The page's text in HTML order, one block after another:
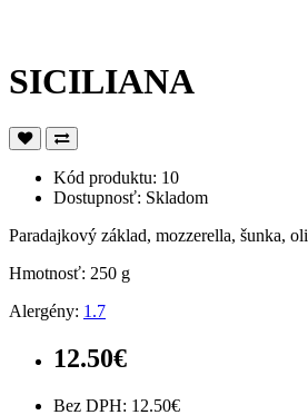
SICILIANA
Kód produktu: 10
Dostupnosť: Skladom
Paradajkový základ, mozzerella, šunka,
Hmotnosť: 250 g
Alergény: 1.7
12.50€
Bez DPH: 12.50€